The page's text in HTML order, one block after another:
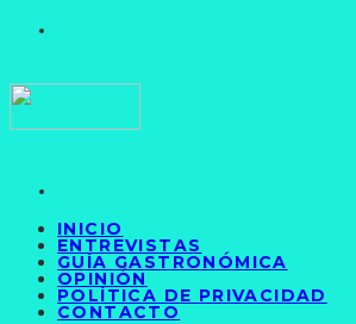
INICIO
ENTREVISTAS
GUÍA GASTRONÓMICA
OPINIÓN
POLÍTICA DE PRIVACIDAD
CONTACTO